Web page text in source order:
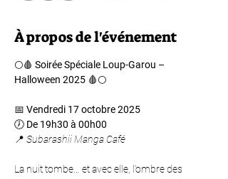
À propos de l'événement
🌕🩸 Soirée Spéciale Loup-Garou –
Halloween 2025 🩸🌕
📅 Vendredi 17 octobre 2025
🕖 De 19h30 à 00h00
📍 Subarashii Manga Café
La nuit tombe… et avec elle, l’ombre des